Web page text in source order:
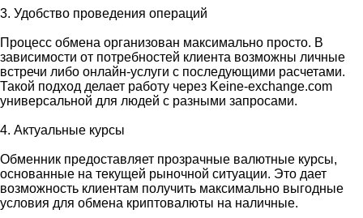
3. Удобство проведения операций
Процесс обмена организован максимально просто. В
зависимости от потребностей клиента возможны личные
встречи либо онлайн-услуги с последующими расчетами.
Такой подход делает работу через Keine-exchange.com
универсальной для людей с разными запросами.
4. Актуальные курсы
Обменник предоставляет прозрачные валютные курсы,
основанные на текущей рыночной ситуации. Это дает
возможность клиентам получить максимально выгодные
условия для обмена криптовалюты на наличные.